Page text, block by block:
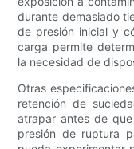
durante demasiado
de presión inicial y
carga permite
la necesidad de
Otras
retención de
atrapar antes de
presión de ruptura